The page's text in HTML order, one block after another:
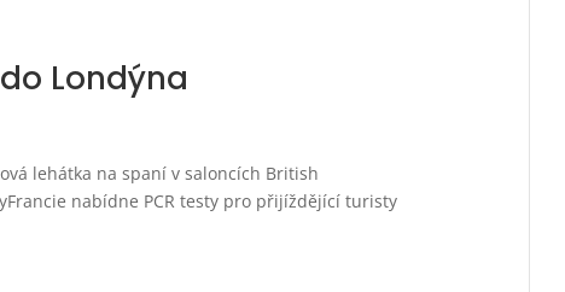
Londýna
lehátka na spaní v saloncích British
nabídne PCR testy pro přijíždějící turisty